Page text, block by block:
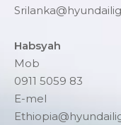
Habsyah
Mob
0911 5059 83
E-mel